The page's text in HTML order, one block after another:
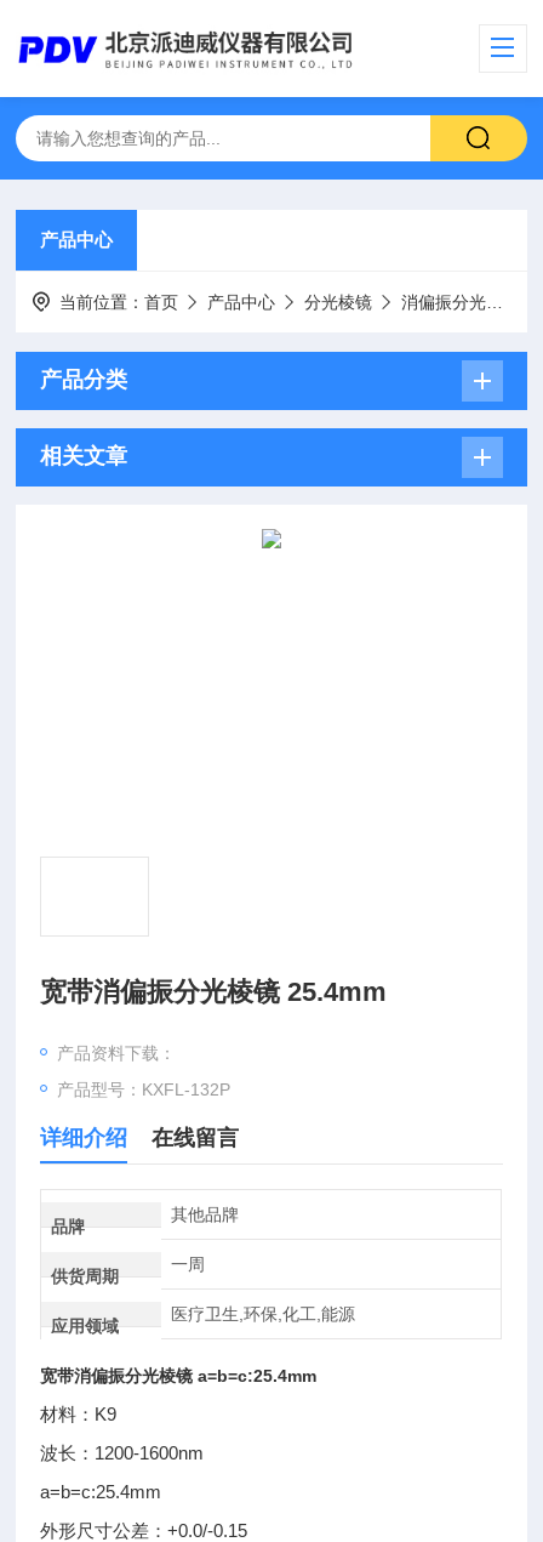
产品中心
当前位置：首页 产品中心 分光棱镜 消偏振分光棱镜
产品分类
相关文章
宽带消偏振分光棱镜 25.4mm
产品资料下载：
产品型号：KXFL-132P
详细介绍 在线留言
品牌
其他品牌
供货周期
一周
应用领域
医疗卫生,环保,化工,能源
宽带消偏振分光棱镜 a=b=c:25.4mm
材料：K9
波长：1200-1600nm
a=b=c:25.4mm
外形尺寸公差：+0.0/-0.15